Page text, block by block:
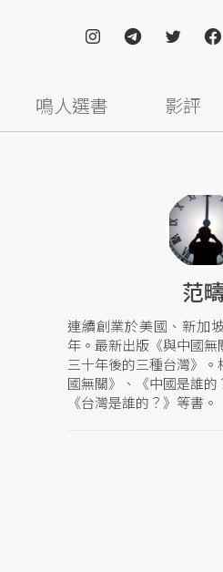
鳴人選書 影評
范
連續創業於美國、新加
年。最新出版《與中國無
三十年後的三種台灣》
國無關》、《中國是誰的
《台灣是誰的？》等書。